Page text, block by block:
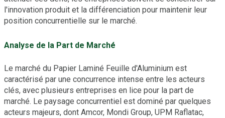
l'innovation produit et la différenciation pour maintenir leur
position concurrentielle sur le marché.
Analyse de la Part de Marché
Le marché du Papier Laminé Feuille d'Aluminium est
caractérisé par une concurrence intense entre les acteurs
clés, avec plusieurs entreprises en lice pour la part de
marché. Le paysage concurrentiel est dominé par quelques
acteurs majeurs, dont Amcor, Mondi Group, UPM Raflatac,